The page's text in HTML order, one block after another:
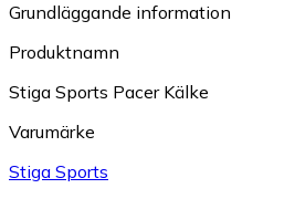
Grundläggande information
Produktnamn
Stiga Sports Pacer Kälke
Varumärke
Stiga Sports